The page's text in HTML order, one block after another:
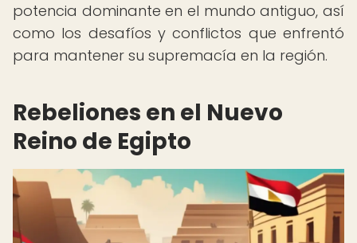
potencia dominante en el mundo antiguo, así
como los desafíos y conflictos que enfrentó
para mantener su supremacía en la región.
Rebeliones en el Nuevo
Reino de Egipto